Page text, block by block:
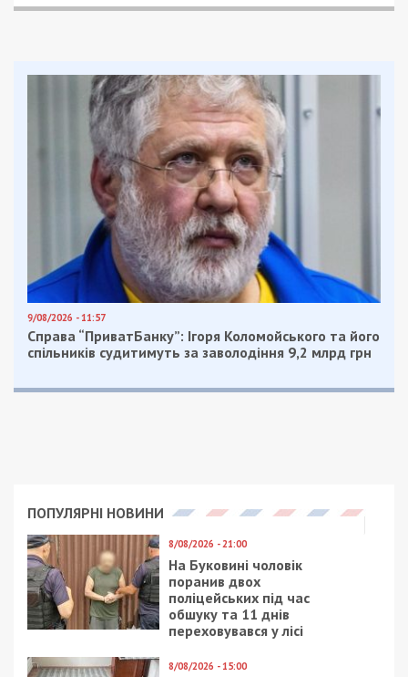
9/08/2026 - 11:57
Справа “ПриватБанку”: Ігоря Коломойського та його
спільників судитимуть за заволодіння 9,2 млрд грн
ПОПУЛЯРНІ НОВИНИ
8/08/2026 - 21:00
На Буковині чоловік
поранив двох
поліцейських під час
обшуку та 11 днів
переховувався у лісі
8/08/2026 - 15:00